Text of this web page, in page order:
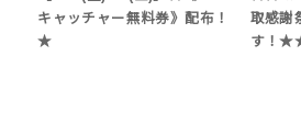
キャッチャー無料券》配布！
★
取感謝
す！